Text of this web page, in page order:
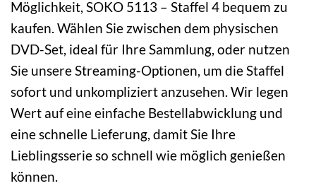
Möglichkeit, SOKO 5113 – Staffel 4 bequem zu
kaufen. Wählen Sie zwischen dem physischen
DVD-Set, ideal für Ihre Sammlung, oder nutzen
Sie unsere Streaming-Optionen, um die Staffel
sofort und unkompliziert anzusehen. Wir legen
Wert auf eine einfache Bestellabwicklung und
eine schnelle Lieferung, damit Sie Ihre
Lieblingsserie so schnell wie möglich genießen
können.